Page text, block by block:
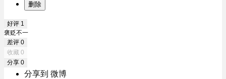
删除
好评 1
褒贬不一
差评 0
收藏 0
分享 0
分享到 微博